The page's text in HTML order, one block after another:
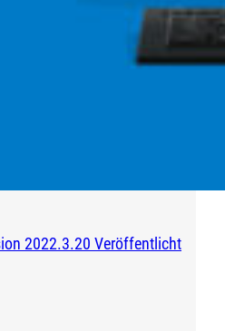
2022.3.20 Veröffentlicht